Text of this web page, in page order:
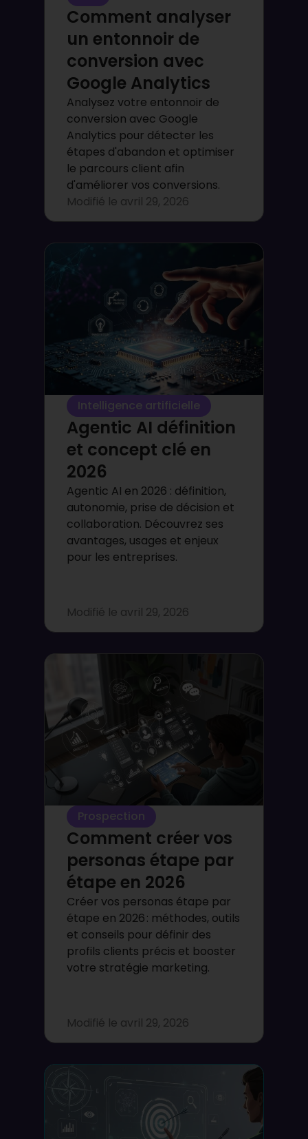
Comment analyser
un entonnoir de
conversion avec
Google Analytics
Analysez votre entonnoir de
conversion avec Google
Analytics pour détecter les
étapes d'abandon et optimiser
le parcours client afin
d'améliorer vos conversions.
Modifié le avril 29, 2026
Intelligence artificielle
Agentic AI définition
et concept clé en
2026
Agentic AI en 2026 : définition,
autonomie, prise de décision et
collaboration. Découvrez ses
avantages, usages et enjeux
pour les entreprises.
Modifié le avril 29, 2026
Prospection
Comment créer vos
personas étape par
étape en 2026
Créer vos personas étape par
étape en 2026 : méthodes, outils
et conseils pour définir des
profils clients précis et booster
votre stratégie marketing.
Modifié le avril 29, 2026